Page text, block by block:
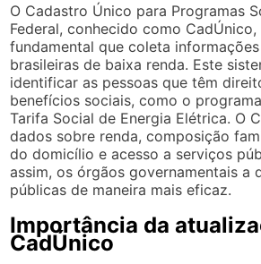
O Cadastro Único para Programas
Federal, conhecido como
fundamental que coleta
brasileiras de baixa renda. Este
identificar as pessoas que têm
benefícios sociais, como o
Tarifa Social de Energia Elétrica. O
dados sobre renda, composição
do domicílio e acesso a serviços
assim, os órgãos governamentais a
públicas de maneira mais eficaz.
Importância da
CadÚnico